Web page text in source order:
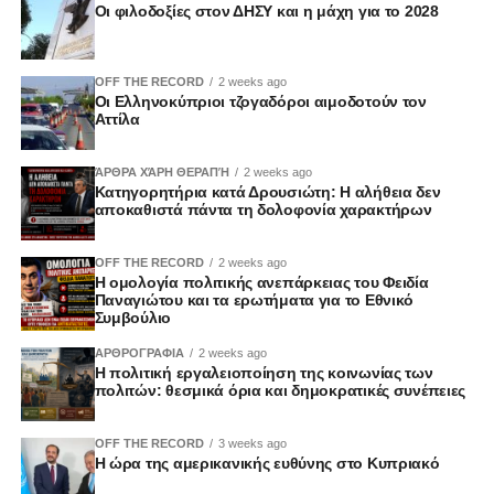
Ελλάδα, η Πολωνία και αρκετά κράτη που επωφελούνται
από την πολιτική συνοχής, τα οποία ζητούν να διατηρηθεί
η ισχυρή χρηματοδότηση τόσο για την Κοινή Αγροτική
Πολιτική όσο και για τα ταμεία συνοχής. Υποστηρίζουν ότι
οι παραδοσιακές πολιτικές της Ευρωπαϊκής Ένωσης δεν
προτεραιοτήτων και ότι η σύγκλιση των λιγότερο
ανεπτυγμένων περιοχών εξακολουθεί να αποτελεί
στρατηγική επιδίωξη της Ένωσης.
Παρά τις διαφορετικές προσεγγίσεις, κοινός
παρονομαστής αποτελεί το γεγονός ότι καμία από τις δύο
υφιστάμενη διαπραγματευτική πρόταση.
Οι χώρες του βορρά θεωρούν ότι οι προβλεπόμενες
περικοπές δεν είναι αρκετά εκτεταμένες και ότι
εξακολουθούν να δεσμεύονται υπερβολικοί πόροι στις
Οι φιλοδοξίες στον ΔΗΣΥ και η μάχη για το 2028
OFF THE RECORD 2 weeks ago
Οι Ελληνοκύπριοι τζογαδόροι αιμοδοτούν τον
Αττίλα
ΆΡΘΡΑ ΧΆΡΗ ΘΕΡΑΠΉ 2 weeks ago
Κατηγορητήρια κατά Δρουσιώτη: Η αλήθεια δεν
αποκαθιστά πάντα τη δολοφονία χαρακτήρων
OFF THE RECORD 2 weeks ago
Η ομολογία πολιτικής ανεπάρκειας του Φειδία
Παναγιώτου και τα ερωτήματα για το Εθνικό
Συμβούλιο
ΑΡΘΡΟΓΡΑΦΙΑ 2 weeks ago
Η πολιτική εργαλειοποίηση της κοινωνίας των
πολιτών: θεσμικά όρια και δημοκρατικές συνέπειες
OFF THE RECORD 3 weeks ago
Η ώρα της αμερικανικής ευθύνης στο Κυπριακό